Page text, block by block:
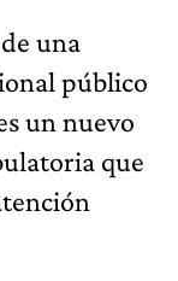
una
público
un nuevo
que